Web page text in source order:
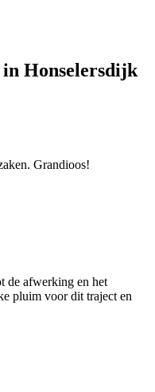
in Honselersdijk
Grandioos!
de afwerking en het
pluim voor dit traject en